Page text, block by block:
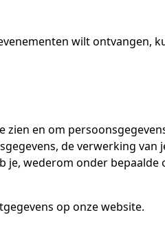
wilt ontvangen,
zien en om
de verwerking van
je, wederom onder
op onze website.